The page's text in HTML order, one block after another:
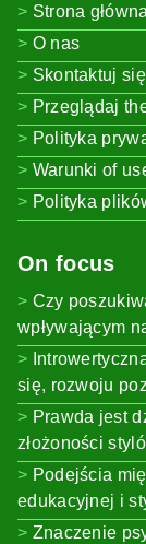
Strona główna
O nas
Skontaktuj
Przeglądaj
Polityka
Warunki of
Polityka
On focus
Czy
wpływającym
się, rozwoju
Prawda jest
złożoności
Podejścia
edukacyjnej i
Znaczenie